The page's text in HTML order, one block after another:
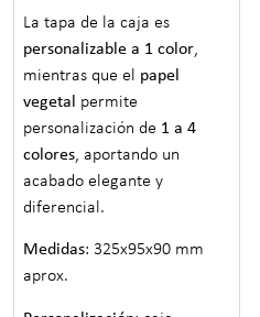
La tapa de la caja es
personalizable a 1 color,
mientras que el papel
vegetal
permite
personalización de 1 a 4
colores, aportando un
acabado elegante y
diferencial.
Medidas: 325x95x90 mm
aprox.